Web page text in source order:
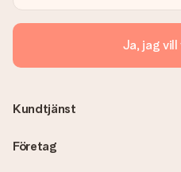
Ja, jag vill
Kundtjänst
Företag